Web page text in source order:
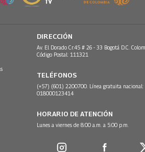
DIRECCIÓN
Av. El Dorado Cr.45 # 26 - 33 Bogotá D.C.
Código Postal: 111321
TELÉFONOS
(+57) (601) 2200700. Línea gratuita nacional:
018000123414
HORARIO DE ATENCIÓN
Lunes a viernes de 8:00 a.m. a 5:00 p.m.